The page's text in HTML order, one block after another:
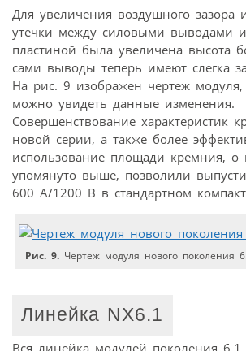
Для увеличения воздушного зазора
утечки между силовыми выводами
пластиной была увеличена высота
сами выводы теперь имеют слегка
На рис. 9 изображен чертеж
можно увидеть данные изменения.
Совершенствование характеристик
новой серии, а также более
использование площади кремния, о
упомянуто выше, позволили
600 А/1200 В в стандартном
Рис. 9. Чертеж модуля нового поколения
Линейка NX6.1